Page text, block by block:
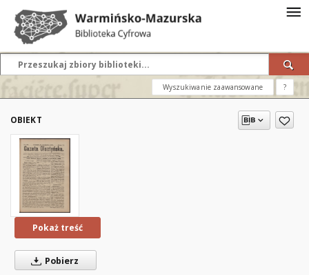
Wyszukiwanie zaawansowane ?
OBIEKT
Pokaż treść
Pobierz